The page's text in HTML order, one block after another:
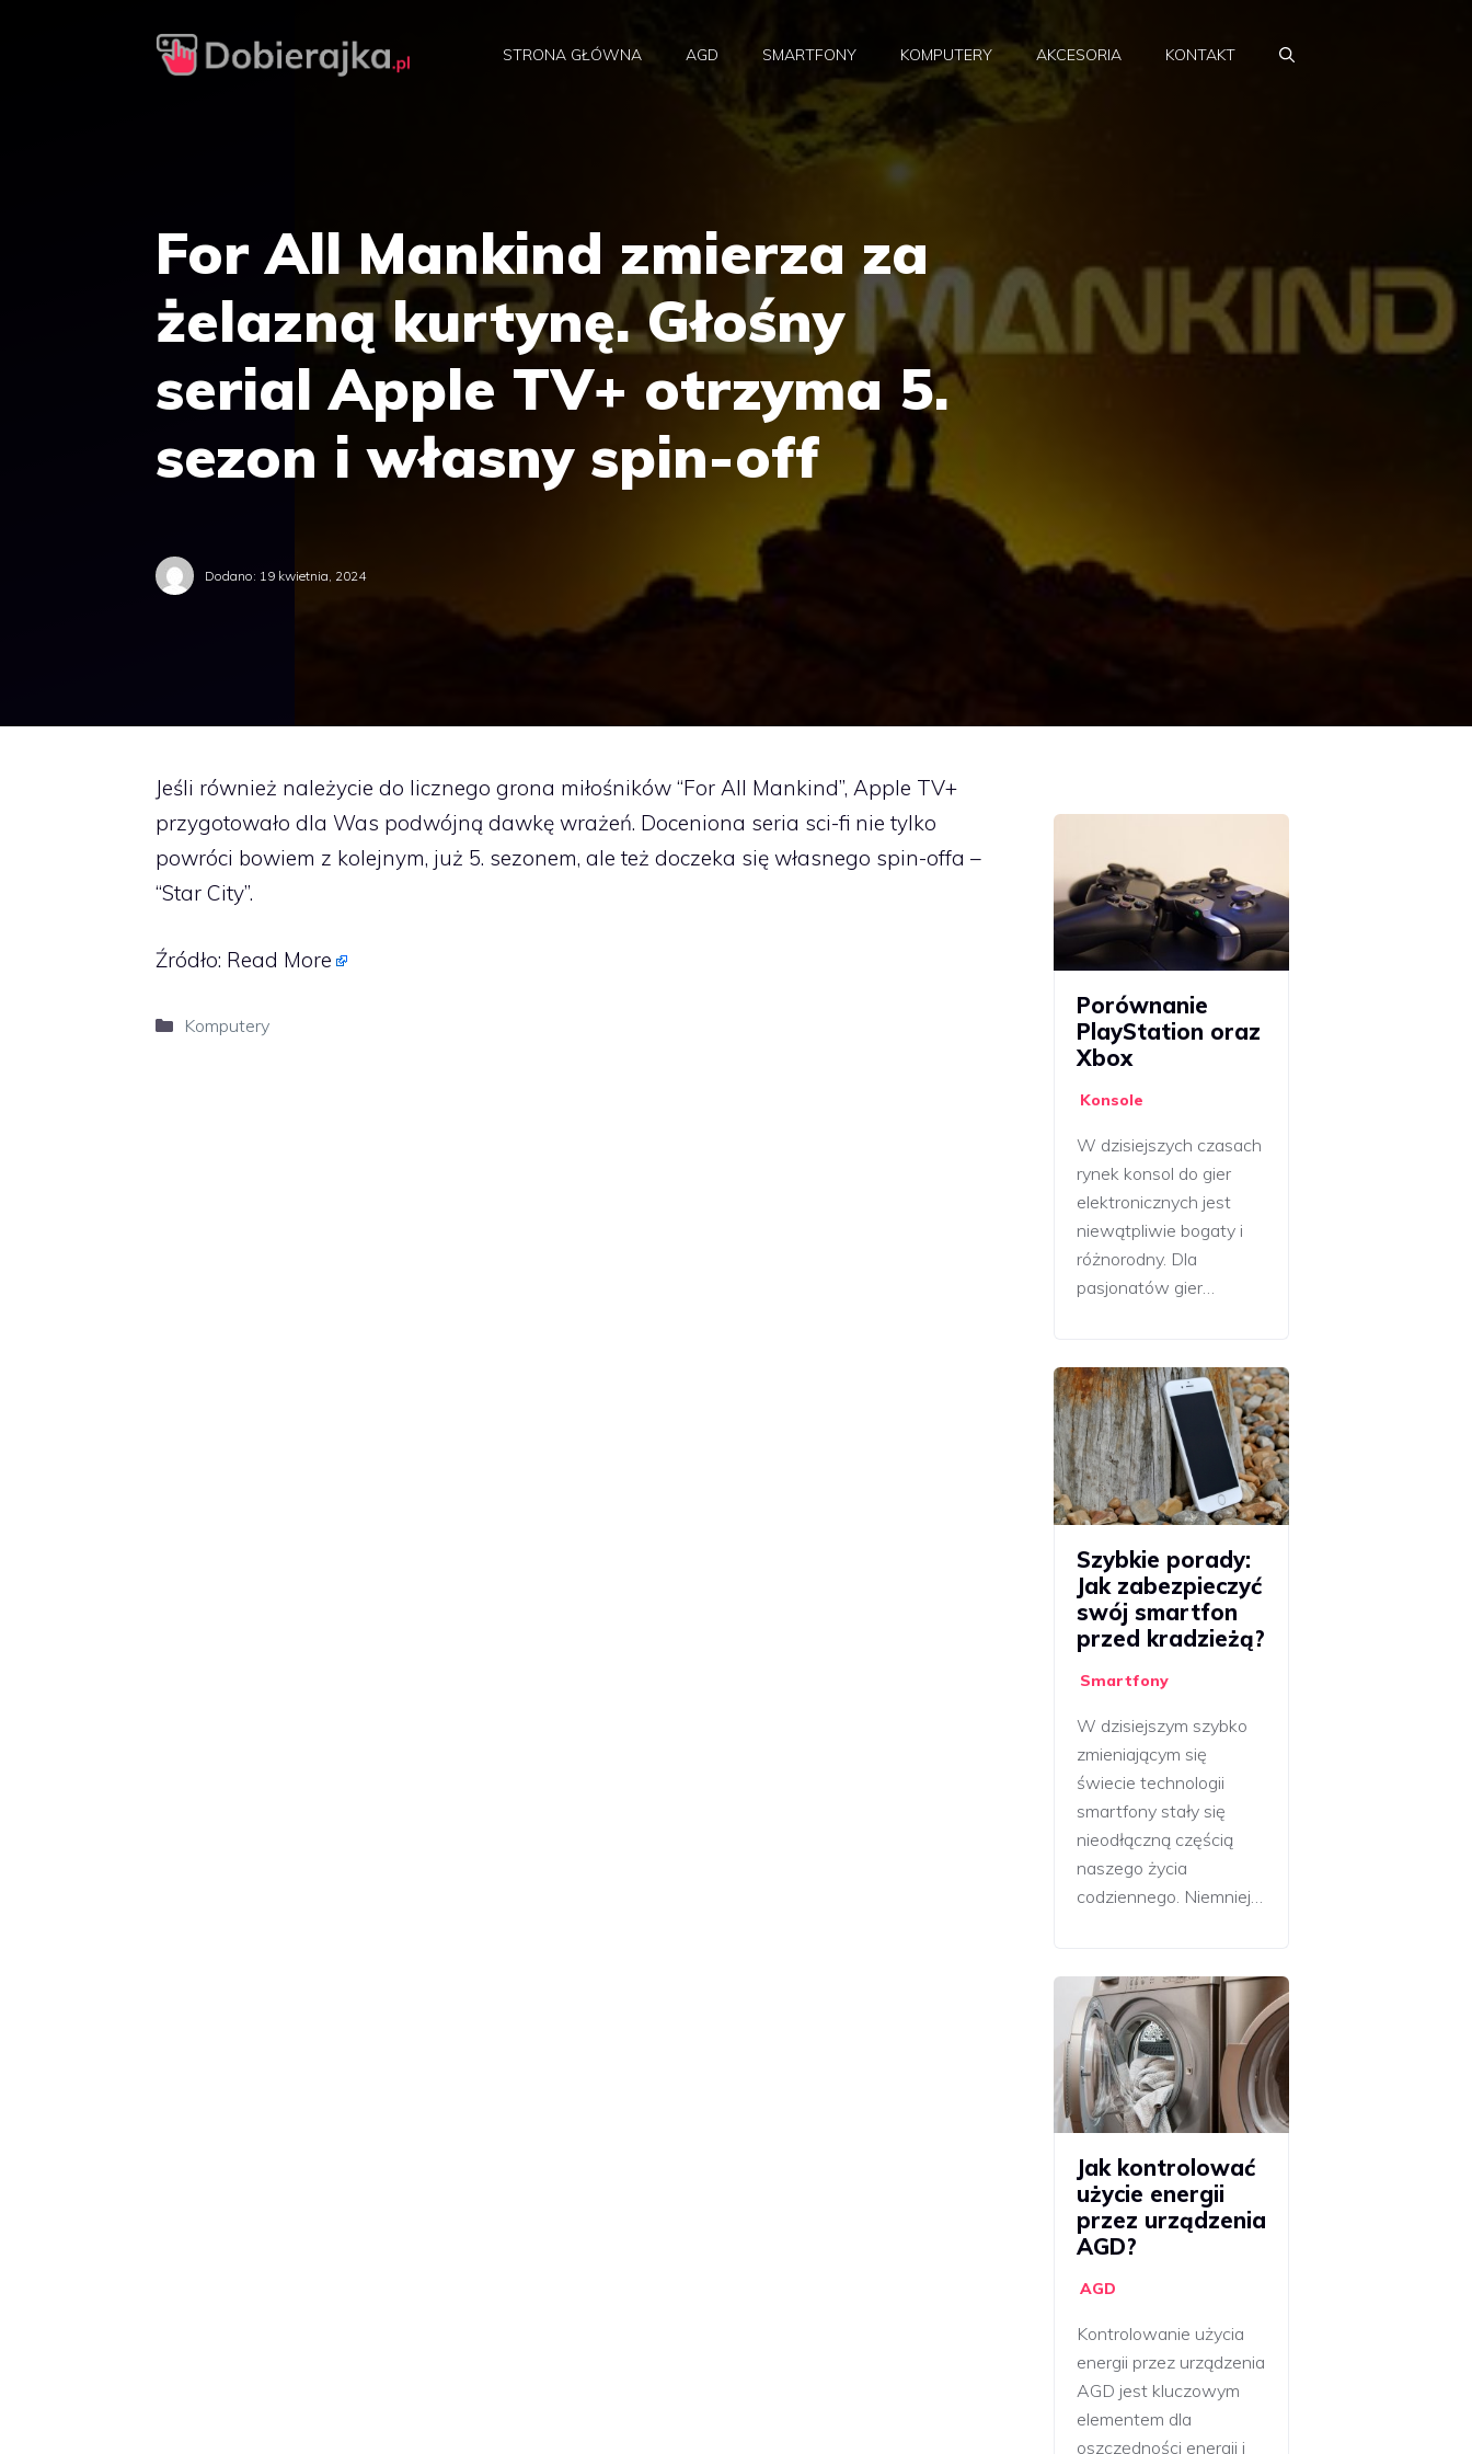
STRONA GŁÓWNA AGD SMARTFONY KOMPUTERY AKCESORIA KONTAKT
For All Mankind zmierza za
żelazną kurtynę. Głośny
serial Apple TV+ otrzyma 5.
sezon i własny spin-off
Dodano: 19 kwietnia, 2024
Jeśli również należycie do licznego grona miłośników “For All Mankind”, Apple TV+
przygotowało dla Was podwójną dawkę wrażeń. Doceniona seria sci-fi nie tylko
powróci bowiem z kolejnym, już 5. sezonem, ale też doczeka się własnego spin-offa –
“Star City”.
Źródło: Read More
Kategorie
Komputery
Porównanie
PlayStation oraz
Xbox
Konsole
W dzisiejszych czasach
rynek konsol do gier
elektronicznych jest
niewątpliwie bogaty i
różnorodny. Dla
pasjonatów gier…
Szybkie porady:
Jak zabezpieczyć
swój smartfon
przed kradzieżą?
Smartfony
W dzisiejszym szybko
zmieniającym się
świecie technologii
smartfony stały się
nieodłączną częścią
naszego życia
codziennego. Niemniej…
Jak kontrolować
użycie energii
przez urządzenia
AGD?
AGD
Kontrolowanie użycia
energii przez urządzenia
AGD jest kluczowym
elementem dla
oszczędności energii i